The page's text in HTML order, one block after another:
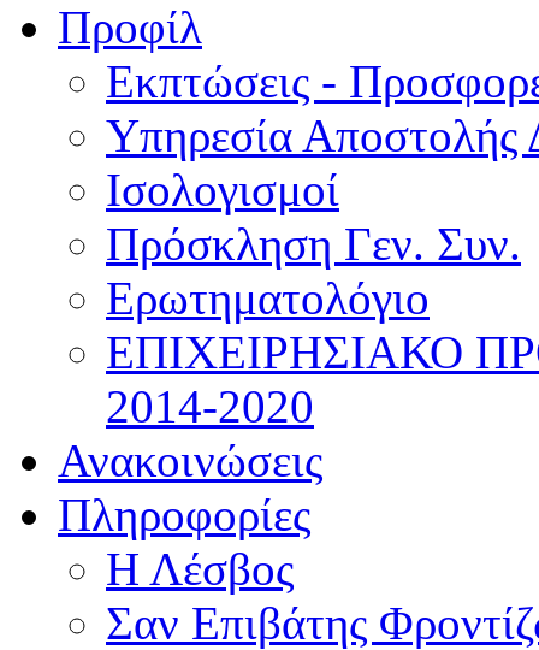
Προφίλ
Εκπτώσεις -
Υπηρεσία Αποστολής
Ισολογισμοί
Πρόσκληση Γεν. Συν.
Ερωτηματολόγιο
ΕΠΙΧΕΙΡΗΣΙΑΚΟ
2014-2020
Ανακοινώσεις
Πληροφορίες
Η Λέσβος
Σαν Επιβάτης